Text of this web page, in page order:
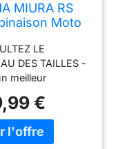
MIURA RS
Moto
Sport,
de
Aérée avec
&
dos,
Coudes,
LE
DES TAILLES -
meilleur
vos mesures
tableau dans la
Si vous vous
€